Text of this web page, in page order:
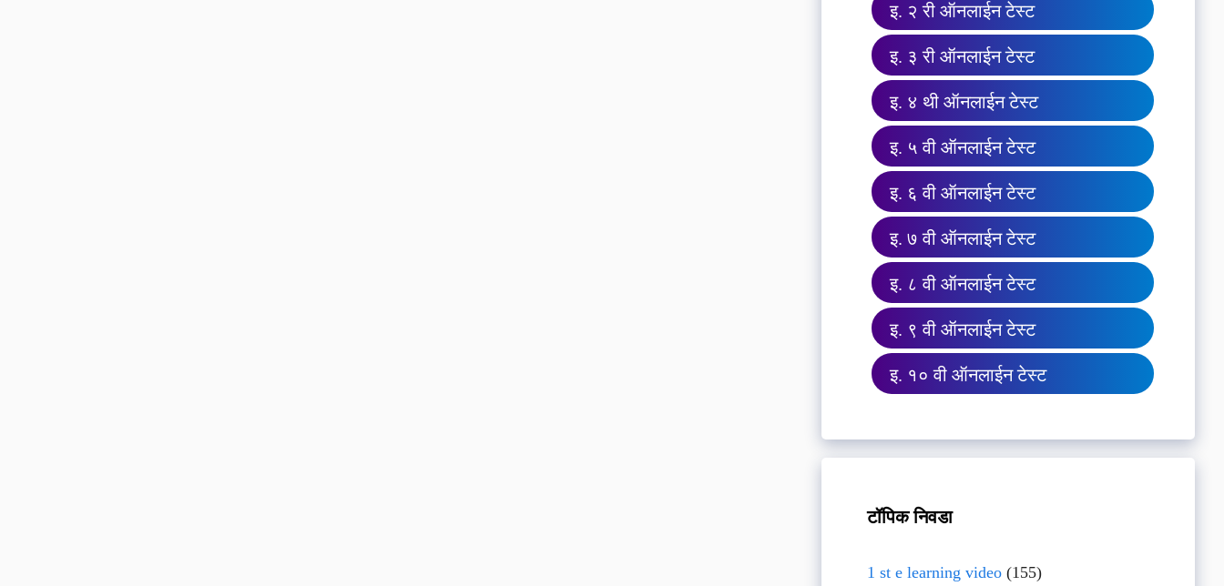
इ. २ री ऑनलाईन टेस्ट
इ. ३ री ऑनलाईन टेस्ट
इ. ४ थी ऑनलाईन टेस्ट
इ. ५ वी ऑनलाईन टेस्ट
इ. ६ वी ऑनलाईन टेस्ट
इ. ७ वी ऑनलाईन टेस्ट
इ. ८ वी ऑनलाईन टेस्ट
इ. ९ वी ऑनलाईन टेस्ट
इ. १० वी ऑनलाईन टेस्ट
टॉपिक निवडा
1 st e learning video(155)